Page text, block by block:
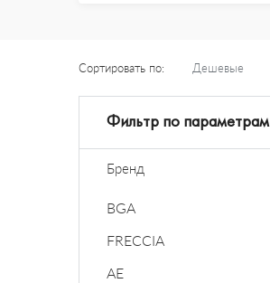
Сортировать по: Дешевые
Фильтр по параметрам
Бренд
BGA
FRECCIA
AE